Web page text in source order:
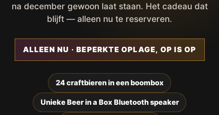
na december gewoon laat staan. Het cadeau dat
blijft — alleen nu te reserveren.
ALLEEN NU · BEPERKTE OPLAGE, OP IS OP
24 craftbieren in een boombox
Unieke Beer in a Box Bluetooth speaker